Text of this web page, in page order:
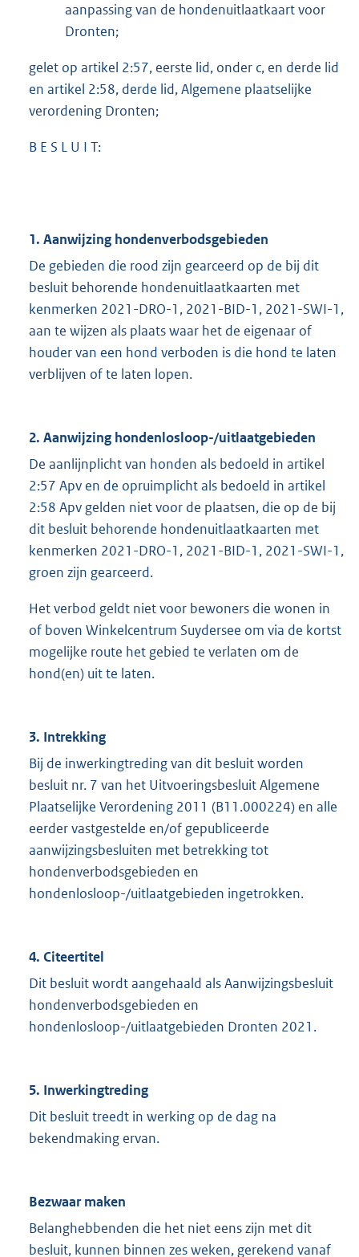
aanpassing van de hondenuitlaatkaart voor
Dronten;
gelet op artikel 2:57, eerste lid, onder c, en derde lid
en artikel 2:58, derde lid, Algemene plaatselijke
verordening Dronten;
B E S L U I T:
1. Aanwijzing hondenverbodsgebieden
De gebieden die rood zijn gearceerd op de bij dit
besluit behorende hondenuitlaatkaarten met
kenmerken 2021-DRO-1, 2021-BID-1, 2021-SWI-1,
aan te wijzen als plaats waar het de eigenaar of
houder van een hond verboden is die hond te laten
verblijven of te laten lopen.
2. Aanwijzing hondenlosloop-/uitlaatgebieden
De aanlijnplicht van honden als bedoeld in artikel
2:57 Apv en de opruimplicht als bedoeld in artikel
2:58 Apv gelden niet voor de plaatsen, die op de bij
dit besluit behorende hondenuitlaatkaarten met
kenmerken 2021-DRO-1, 2021-BID-1, 2021-SWI-1,
groen zijn gearceerd.
Het verbod geldt niet voor bewoners die wonen in
of boven Winkelcentrum Suydersee om via de kortst
mogelijke route het gebied te verlaten om de
hond(en) uit te laten.
3. Intrekking
Bij de inwerkingtreding van dit besluit worden
besluit nr. 7 van het Uitvoeringsbesluit Algemene
Plaatselijke Verordening 2011 (B11.000224) en alle
eerder vastgestelde en/of gepubliceerde
aanwijzingsbesluiten met betrekking tot
hondenverbodsgebieden en
hondenlosloop-/uitlaatgebieden ingetrokken.
4. Citeertitel
Dit besluit wordt aangehaald als Aanwijzingsbesluit
hondenverbodsgebieden en
hondenlosloop-/uitlaatgebieden Dronten 2021.
5. Inwerkingtreding
Dit besluit treedt in werking op de dag na
bekendmaking ervan.
Bezwaar maken
Belanghebbenden die het niet eens zijn met dit
besluit, kunnen binnen zes weken, gerekend vanaf